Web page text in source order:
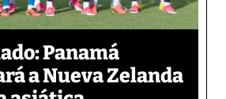
Panamá
a Nueva Zelanda